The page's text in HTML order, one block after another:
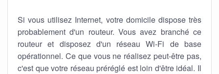
Si vous utilisez Internet, votre domicile dispose très
probablement d'un routeur. Vous avez branché ce
routeur et disposez d'un réseau Wi-Fi de base
opérationnel. Ce que vous ne réalisez peut-être pas,
c'est que votre réseau préréglé est loin d'être idéal. Il